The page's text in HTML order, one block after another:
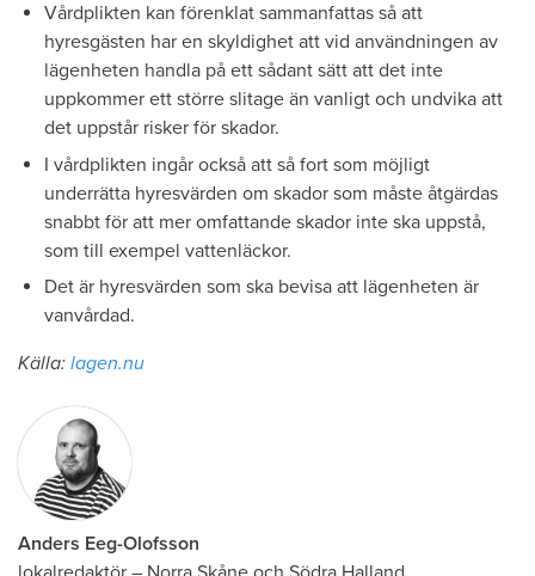
Vårdplikten kan förenklat sammanfattas så att
hyresgästen har en skyldighet att vid användningen av
lägenheten handla på ett sådant sätt att det inte
uppkommer ett större slitage än vanligt och undvika att
det uppstår risker för skador.
I vårdplikten ingår också att så fort som möjligt
underrätta hyresvärden om skador som måste åtgärdas
snabbt för att mer omfattande skador inte ska uppstå,
som till exempel vattenläckor.
Det är hyresvärden som ska bevisa att lägenheten är
vanvårdad.
Källa: lagen.nu
Anders Eeg-Olofsson